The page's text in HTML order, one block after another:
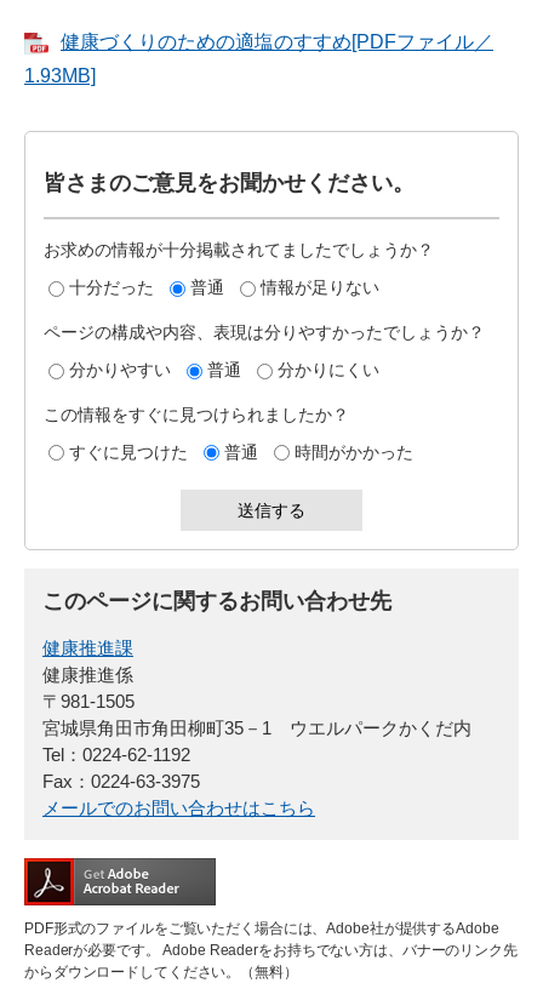
健康づくりのための適塩のすすめ[PDFファイル／
1.93MB]
皆さまのご意見をお聞かせください。
お求めの情報が十分掲載されてましたでしょうか？
十分だった
普通 情報が足りない
ページの構成や内容、表現は分りやすかったでしょうか？
分かりやすい
普通 分かりにくい
この情報をすぐに見つけられましたか？
すぐに見つけた
普通 時間がかかった
このページに関するお問い合わせ先
健康推進課
健康推進係
〒981-1505
宮城県角田市角田柳町35－1 ウエルパークかくだ内
Tel：0224-62-1192
Fax：0224-63-3975
メールでのお問い合わせはこちら
PDF形式のファイルをご覧いただく場合には、Adobe社が提供するAdobe
Readerが必要です。
Adobe Readerをお持ちでない方は、バナーのリンク先
からダウンロードしてください。（無料）